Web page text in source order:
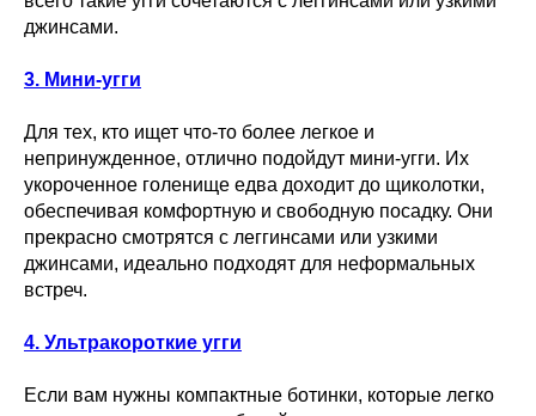
джинсами.
3. Мини-угги
Для тех, кто ищет что-то более легкое и
непринужденное, отлично подойдут мини-угги. Их
укороченное голенище едва доходит до щиколотки,
обеспечивая комфортную и свободную посадку. Они
прекрасно смотрятся с леггинсами или узкими
джинсами, идеально подходят для неформальных
встреч.
4. Ультракороткие угги
Если вам нужны компактные ботинки, которые легко